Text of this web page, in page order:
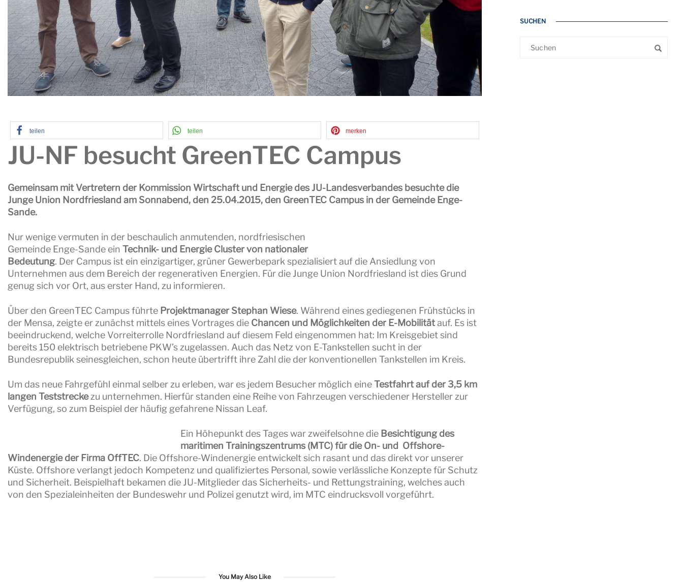
teilen teilen merken
JU-NF besucht GreenTEC Campus
Gemeinsam mit Vertretern der Kommission Wirtschaft und Energie des JU-Landesverbandes besuchte die
Junge Union Nordfriesland am Sonnabend, den 25.04.2015, den GreenTEC Campus in der Gemeinde Enge-
Sande.
Nur wenige vermuten in der beschaulich anmutenden, nordfriesischen
Gemeinde Enge-Sande ein Technik- und Energie Cluster von nationaler
Bedeutung. Der Campus ist ein einzigartiger, grüner Gewerbepark spezialisiert auf die Ansiedlung von
Unternehmen aus dem Bereich der regenerativen Energien. Für die Junge Union Nordfriesland ist dies Grund
genug sich vor Ort, aus erster Hand, zu informieren.
Über den GreenTEC Campus führte Projektmanager Stephan Wiese. Während eines gediegenen Frühstücks in
der Mensa, zeigte er zunächst mittels eines Vortrages die Chancen und Möglichkeiten der E-Mobilitätauf. Es ist
beeindruckend, welche Vorreiterrolle Nordfriesland auf diesem Feld eingenommen hat: Im Kreisgebiet sind
bereits 150 elektrisch betriebene PKW’s zugelassen. Auch das Netz von E-Tankstellen sucht in der
Bundesrepublik seinesgleichen, schon heute übertrifft ihre Zahl die der konventionellen Tankstellen im Kreis.
Um das neue Fahrgefühl einmal selber zu erleben, war es jedem Besucher möglich eineTestfahrt auf der 3,5 km
langen Teststreckezu unternehmen. Hierfür standen eine Reihe von Fahrzeugen verschiedener Hersteller zur
Verfügung, so zum Beispiel der häufig gefahrene Nissan Leaf.
Ein Höhepunkt des Tages war zweifelsohne die Besichtigung des
maritimen Trainingszentrums (MTC) für die On- und Offshore-
Windenergie der Firma OffTEC. Die Offshore-Windenergie entwickelt sich rasant und das direkt vor unserer
Küste. Offshore verlangt jedoch Kompetenz und qualifiziertes Personal, sowie verlässliche Konzepte für Schutz
und Sicherheit. Beispielhaft bekamen die JU-Mitglieder das Sicherheits- und Rettungstraining, welches auch
von den Spezialeinheiten der Bundeswehr und Polizei genutzt wird, im MTC eindrucksvoll vorgeführt.
You May Also Like
SUCHEN